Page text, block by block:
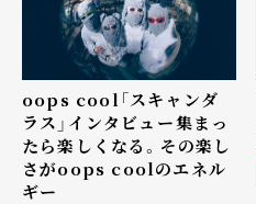
oops cool「スキャンダ
ラス」インタビュー――集まっ
たら楽しくなる。その楽し
さがoops coolのエネル
ギー